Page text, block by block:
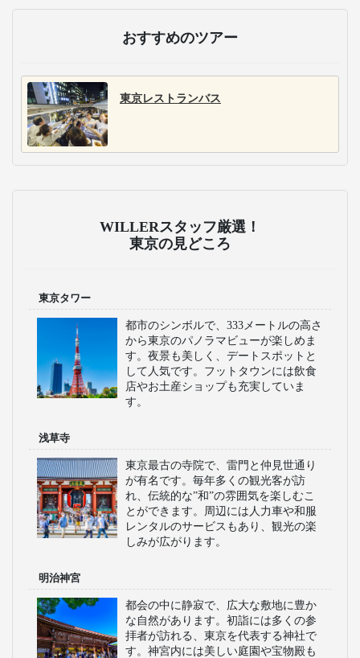
おすすめのツアー
東京レストランバス
WILLERスタッフ厳選！
東京の見どころ
東京タワー
都市のシンボルで、333メートルの高さ
から東京のパノラマビューが楽しめま
す。夜景も美しく、デートスポットと
して人気です。フットタウンには飲食
店やお土産ショップも充実していま
す。
浅草寺
東京最古の寺院で、雷門と仲見世通り
が有名です。毎年多くの観光客が訪
れ、伝統的な”和”の雰囲気を楽しむこ
とができます。周辺には人力車や和服
レンタルのサービスもあり、観光の楽
しみが広がります。
明治神宮
都会の中に静寂で、広大な敷地に豊か
な自然があります。初詣には多くの参
拝者が訪れる、東京を代表する神社で
す。神宮内には美しい庭園や宝物殿も